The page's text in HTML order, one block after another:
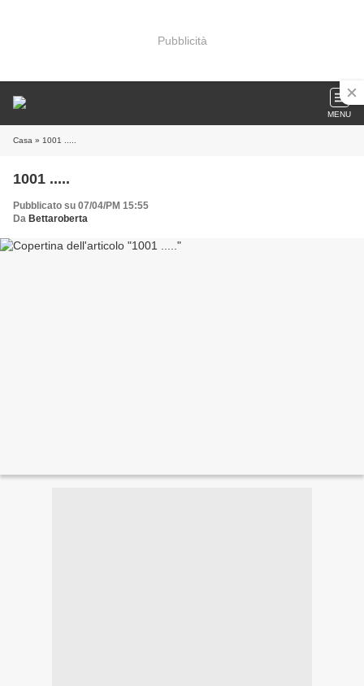
Pubblicità
MENU
Casa » 1001 .....
1001 .....
Pubblicato su 07/04/PM 15:55
Da Bettaroberta